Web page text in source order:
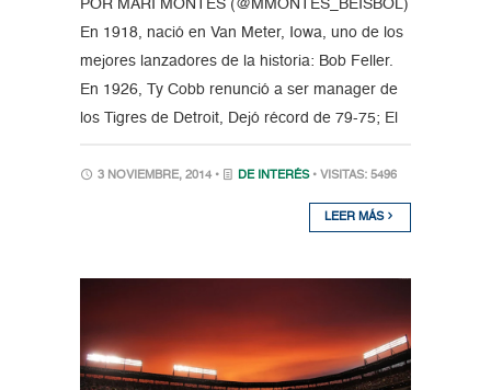
POR MARI MONTES (@MMONTES_BEISBOL)
En 1918, nació en Van Meter, Iowa, uno de los
mejores lanzadores de la historia: Bob Feller.
En 1926, Ty Cobb renunció a ser manager de
los Tigres de Detroit, Dejó récord de 79-75; El
3 NOVIEMBRE, 2014 • DE INTERÉS • VISITAS: 5496
LEER MÁS